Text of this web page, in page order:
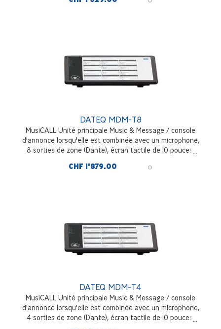
DATEQ MDM-T8
MusiCALL Unité principale Music & Message / console
d'annonce lorsqu'elle est combinée avec un microphone,
8 sorties de zone (Dante), écran tactile de 10 pouces,
CHF 1'879.00
DATEQ MDM-T4
MusiCALL Unité principale Music & Message / console
d'annonce lorsqu'elle est combinée avec un microphone,
4 sorties de zone (Dante), écran tactile de 10 pouces,